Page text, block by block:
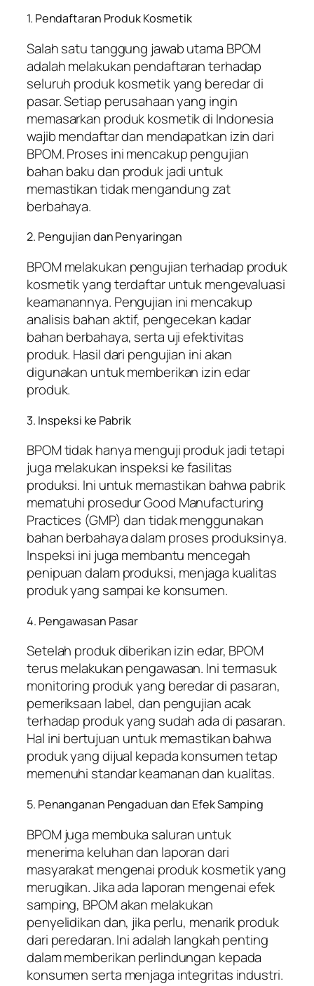
1. Pendaftaran Produk Kosmetik
Salah satu tanggung jawab utama BPOM
adalah melakukan pendaftaran terhadap
seluruh produk kosmetik yang beredar di
pasar. Setiap perusahaan yang ingin
memasarkan produk kosmetik di Indonesia
wajib mendaftar dan mendapatkan izin dari
BPOM. Proses ini mencakup pengujian
bahan baku dan produk jadi untuk
memastikan tidak mengandung zat
berbahaya.
2. Pengujian dan Penyaringan
BPOM melakukan pengujian terhadap produk
kosmetik yang terdaftar untuk mengevaluasi
keamanannya. Pengujian ini mencakup
analisis bahan aktif, pengecekan kadar
bahan berbahaya, serta uji efektivitas
produk. Hasil dari pengujian ini akan
digunakan untuk memberikan izin edar
produk.
3. Inspeksi ke Pabrik
BPOM tidak hanya menguji produk jadi tetapi
juga melakukan inspeksi ke fasilitas
produksi. Ini untuk memastikan bahwa pabrik
mematuhi prosedur Good Manufacturing
Practices (GMP) dan tidak menggunakan
bahan berbahaya dalam proses produksinya.
Inspeksi ini juga membantu mencegah
penipuan dalam produksi, menjaga kualitas
produk yang sampai ke konsumen.
4. Pengawasan Pasar
Setelah produk diberikan izin edar, BPOM
terus melakukan pengawasan. Ini termasuk
monitoring produk yang beredar di pasaran,
pemeriksaan label, dan pengujian acak
terhadap produk yang sudah ada di pasaran.
Hal ini bertujuan untuk memastikan bahwa
produk yang dijual kepada konsumen tetap
memenuhi standar keamanan dan kualitas.
5. Penanganan Pengaduan dan Efek Samping
BPOM juga membuka saluran untuk
menerima keluhan dan laporan dari
masyarakat mengenai produk kosmetik yang
merugikan. Jika ada laporan mengenai efek
samping, BPOM akan melakukan
penyelidikan dan, jika perlu, menarik produk
dari peredaran. Ini adalah langkah penting
dalam memberikan perlindungan kepada
konsumen serta menjaga integritas industri.